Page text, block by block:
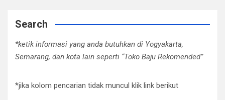
Search
*ketik informasi yang anda butuhkan di Yogyakarta,
Semarang, dan kota lain seperti “Toko Baju Rekomended”
*jika kolom pencarian tidak muncul klik link berikut